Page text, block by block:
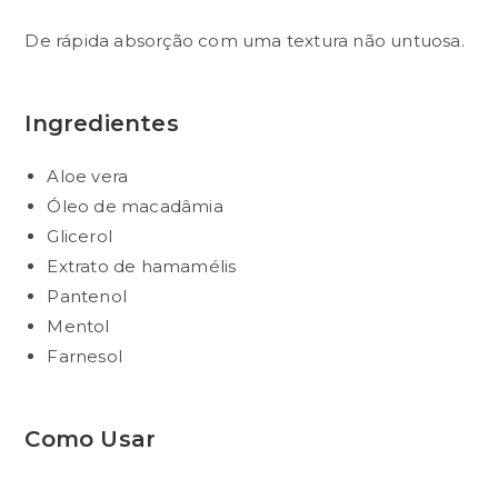
De rápida absorção com uma textura não untuosa.
Ingredientes
Aloe vera
Óleo de macadâmia
Glicerol
Extrato de hamamélis
Pantenol
Mentol
Farnesol
Como Usar